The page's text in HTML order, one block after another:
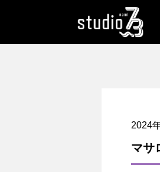
2024
マサ